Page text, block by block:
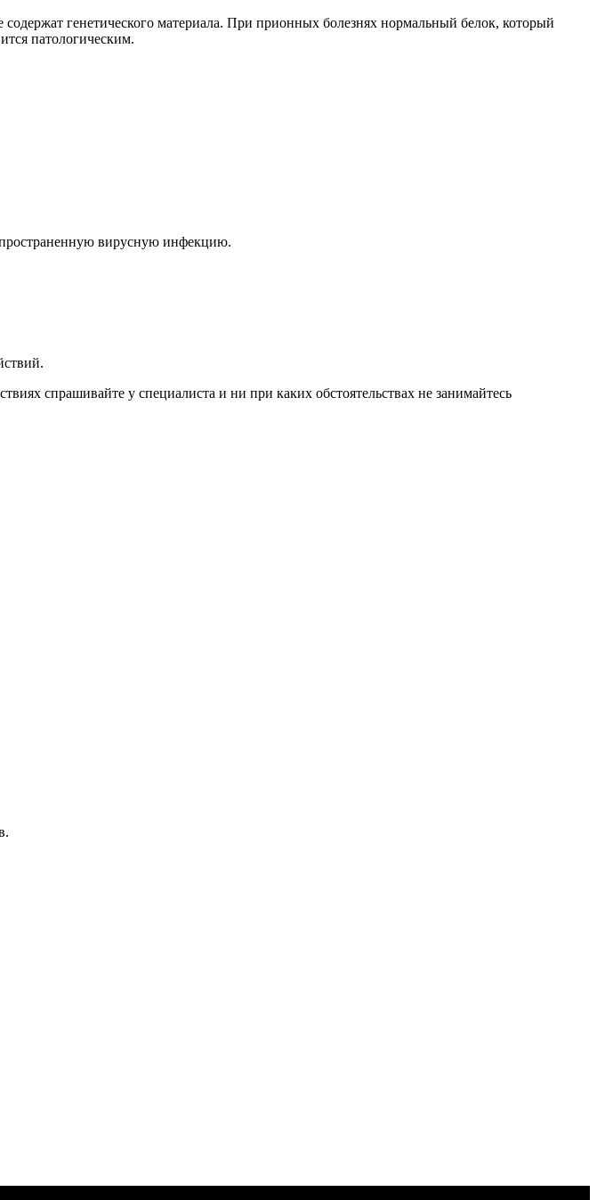
генетического материала. При прионных болезнях нормальный белок, который
патологическим.
вирусную инфекцию.
спрашивайте у специалиста и ни при каких обстоятельствах не занимайтесь